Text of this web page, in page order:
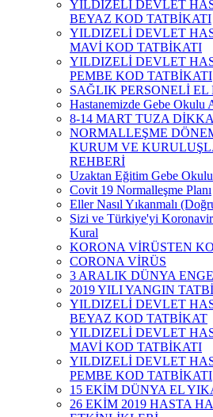
YILDIZELİ DEVLET
BEYAZ KOD TATBİKATI
YILDIZELİ DEVLET
MAVİ KOD TATBİKATI
YILDIZELİ DEVLET
PEMBE KOD TATBİKATI
SAĞLIK PERSONELİ EL
Hastanemizde Gebe Okulu
8-14 MART TUZA
NORMALLEŞME
KURUM VE
REHBERİ
Uzaktan Eğitim Gebe Okulu
Covit 19 Normalleşme Planı
Eller Nasıl Yıkanmalı
Sizi ve Türkiye'yi
Kural
KORONA VİRÜSTEN
CORONA VİRÜS
3 ARALIK DÜNYA
2019 YILI YANGIN
YILDIZELİ DEVLET
BEYAZ KOD TATBİKAT
YILDIZELİ DEVLET
MAVİ KOD TATBİKATI
YILDIZELİ DEVLET
PEMBE KOD TATBİKATI
15 EKİM DÜNYA EL
26 EKİM 2019 HASTA